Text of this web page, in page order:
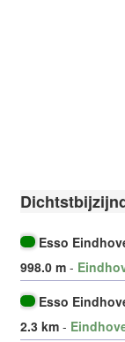
Esso
998.0 m -
Esso
2.3 km -